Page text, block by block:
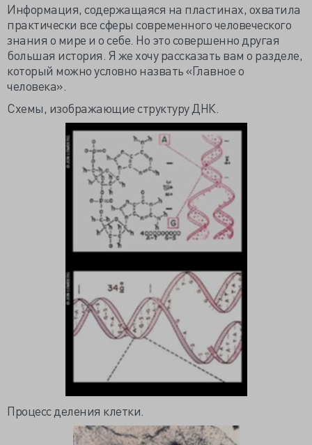
Информация, содержащаяся на пластинах, охватила
практически все сферы современного человеческого
знания о мире и о себе. Но это совершенно другая
большая история. Я же хочу рассказать вам о разделе,
который можно условно назвать «Главное о
человека».
Схемы, изображающие структуру ДНК.
Процесс деления клетки.